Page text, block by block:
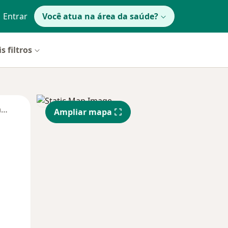
Entrar Você atua na área da saúde?
filtros
Segunda-feira Qua
12 Ago
Qui,
13 Ago
Ampliar mapa